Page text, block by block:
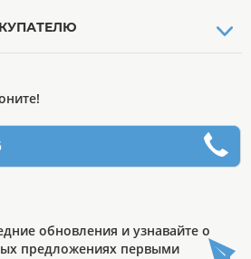
обновления и узнавайте о
предложениях первыми